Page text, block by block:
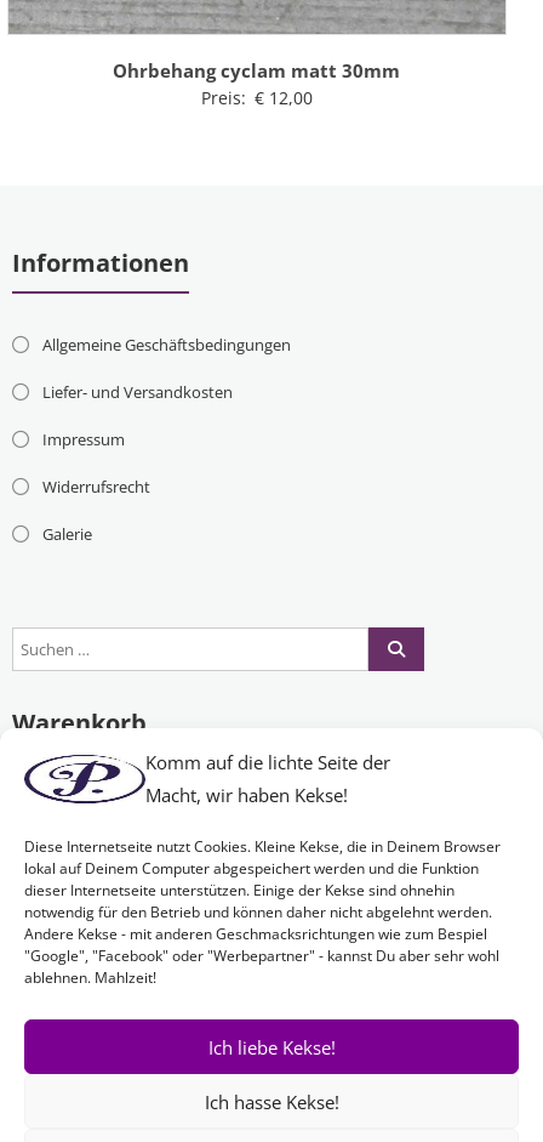
Komm auf die lichte Seite der
Macht, wir haben Kekse!
Diese Internetseite nutzt Cookies. Kleine Kekse, die in Deinem Browser
lokal auf Deinem Computer abgespeichert werden und die Funktion
dieser Internetseite unterstützen. Einige der Kekse sind ohnehin
notwendig für den Betrieb und können daher nicht abgelehnt werden.
Andere Kekse - mit anderen Geschmacksrichtungen wie zum Bespiel
"Google", "Facebook" oder "Werbepartner" - kannst Du aber sehr wohl
ablehnen. Mahlzeit!
Ich liebe Kekse!
Ich hasse Kekse!
Ohrbehang cyclam matt 30mm
Preis: €12,00
Informationen
Allgemeine Geschäftsbedingungen
Liefer- und Versandkosten
Impressum
Widerrufsrecht
Galerie
Warenkorb
Es befinden sich keine Produkte im Warenkorb.
Nichts Passendes gefunden?
Wenn Sie nach etwas Bestimmtem suchen oder gerne ein Produkt
Ihren Wünschen entsprechend anfertigen lassen möchten,
einfach!